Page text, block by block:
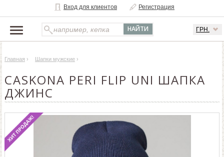
Вход для клиентов Регистрация
ГРН.
О БРЕНДЕ
ДОСТАВКА И ОПЛАТА
ОПТОВЫМ КЛИЕНТАМ
Главная › Шапки мужские ›
CASKONA PERI FLIP UNI ШАПКА
ДЖИНС